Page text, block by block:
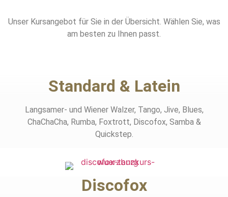
Unser Kursangebot für Sie in der Übersicht. Wählen Sie, was
am besten zu Ihnen passt.
Standard & Latein​
Langsamer- und Wiener Walzer, Tango, Jive, Blues,
ChaChaCha, Rumba, Foxtrott, Discofox, Samba &
Quickstep.
Discofox